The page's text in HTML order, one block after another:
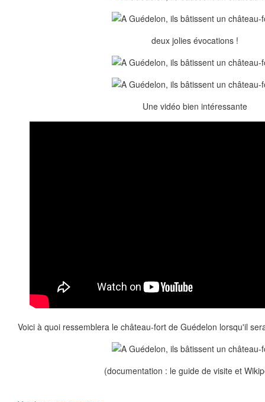
deux jolies évocations !
Une vidéo bien intéressante
Voici à quoi ressemblera le château-fort de Guédelon lorsqu'il
(documentation : le guide de visite et